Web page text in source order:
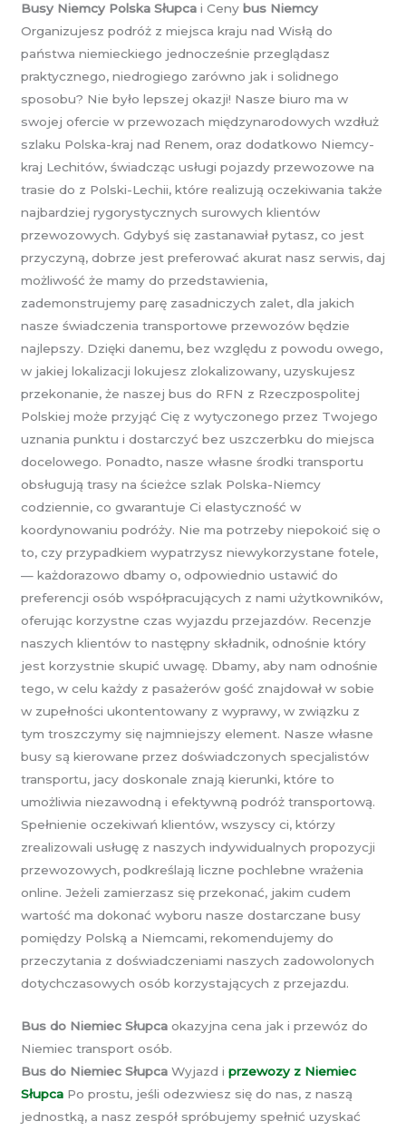
Busy Niemcy Polska Słupca i Ceny bus Niemcy
Organizujesz podróż z miejsca kraju nad Wisłą do
państwa niemieckiego jednocześnie przeglądasz
praktycznego, niedrogiego zarówno jak i solidnego
sposobu? Nie było lepszej okazji! Nasze biuro ma w
swojej ofercie w przewozach międzynarodowych wzdłuż
szlaku Polska-kraj nad Renem, oraz dodatkowo Niemcy-
kraj Lechitów, świadcząc usługi pojazdy przewozowe na
trasie do z Polski-Lechii, które realizują oczekiwania także
najbardziej rygorystycznych surowych klientów
przewozowych. Gdybyś się zastanawiał pytasz, co jest
przyczyną, dobrze jest preferować akurat nasz serwis, daj
możliwość że mamy do przedstawienia,
zademonstrujemy parę zasadniczych zalet, dla jakich
nasze świadczenia transportowe przewozów będzie
najlepszy. Dzięki danemu, bez względu z powodu owego,
w jakiej lokalizacji lokujesz zlokalizowany, uzyskujesz
przekonanie, że naszej bus do RFN z Rzeczpospolitej
Polskiej może przyjąć Cię z wytyczonego przez Twojego
uznania punktu i dostarczyć bez uszczerbku do miejsca
docelowego. Ponadto, nasze własne środki transportu
obsługują trasy na ścieżce szlak Polska-Niemcy
codziennie, co gwarantuje Ci elastyczność w
koordynowaniu podróży. Nie ma potrzeby niepokoić się o
to, czy przypadkiem wypatrzysz niewykorzystane fotele,
— każdorazowo dbamy o, odpowiednio ustawić do
preferencji osób współpracujących z nami użytkowników,
oferując korzystne czas wyjazdu przejazdów. Recenzje
naszych klientów to następny składnik, odnośnie który
jest korzystnie skupić uwagę. Dbamy, aby nam odnośnie
tego, w celu każdy z pasażerów gość znajdował w sobie
w zupełności ukontentowany z wyprawy, w związku z
tym troszczymy się najmniejszy element. Nasze własne
busy są kierowane przez doświadczonych specjalistów
transportu, jacy doskonale znają kierunki, które to
umożliwia niezawodną i efektywną podróż transportową.
Spełnienie oczekiwań klientów, wszyscy ci, którzy
zrealizowali usługę z naszych indywidualnych propozycji
przewozowych, podkreślają liczne pochlebne wrażenia
online. Jeżeli zamierzasz się przekonać, jakim cudem
wartość ma dokonać wyboru nasze dostarczane busy
pomiędzy Polską a Niemcami, rekomendujemy do
przeczytania z doświadczeniami naszych zadowolonych
dotychczasowych osób korzystających z przejazdu.
Bus do Niemiec Słupca okazyjna cena jak i przewóz do
Niemiec transport osób.
Bus do Niemiec Słupca Wyjazd i przewozy z Niemiec
Słupca Po prostu, jeśli odezwiesz się do nas, z naszą
jednostką, a nasz zespół spróbujemy spełnić uzyskać